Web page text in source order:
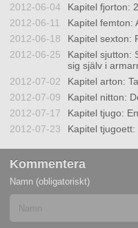
2012-06-04
Kapitel fjorton:
2012-06-11
Kapitel femton:
2012-06-18
Kapitel sexton:
2012-06-25
Kapitel sjutton:
sig själv i
2012-07-02
Kapitel arton:
2012-07-09
Kapitel nitton:
2012-07-17
Kapitel tjugo:
2012-07-23
Kapitel
Kommentera
Namn (obligatoriskt)